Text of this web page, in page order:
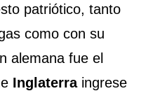
patriótico, tanto
como con su
alemana fue el
Inglaterra ingrese